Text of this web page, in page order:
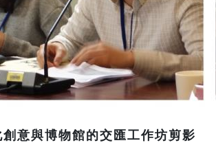
意與博物館的交匯工作坊剪影